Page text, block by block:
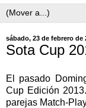
sábado, 23 de febrero de
Sota Cup
El pasado
Cup Edición
parejas Match-